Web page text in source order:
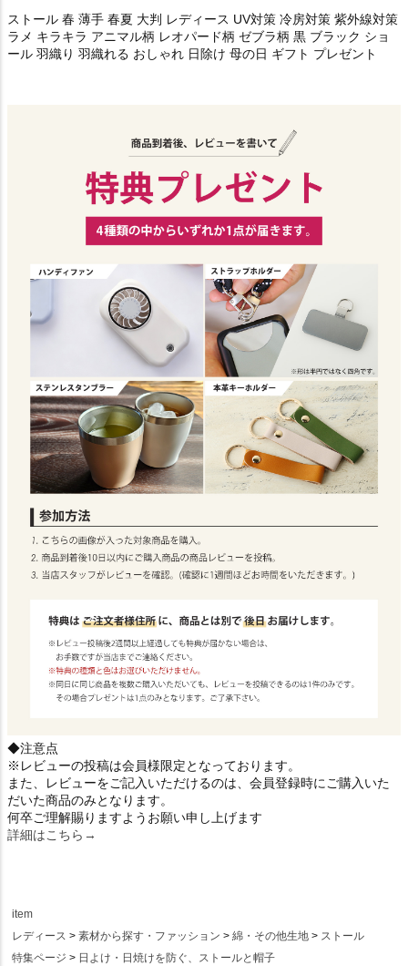
ストール 春 薄手 春夏 大判 レディース UV対策 冷房対策 紫外線対策
ラメ キラキラ アニマル柄 レオパード柄 ゼブラ柄 黒 ブラック ショ
ール 羽織り 羽織れる おしゃれ 日除け 母の日 ギフト プレゼント
◆注意点
※レビューの投稿は会員様限定となっております。
また、レビューをご記入いただけるのは、会員登録時にご購入いた
だいた商品のみとなります。
何卒ご理解賜りますようお願い申し上げます
詳細はこちら→
item
レディース
素材から探す・ファッション 綿・その他生地
ストール
特集ページ
日よけ・日焼けを防ぐ、ストールと帽子